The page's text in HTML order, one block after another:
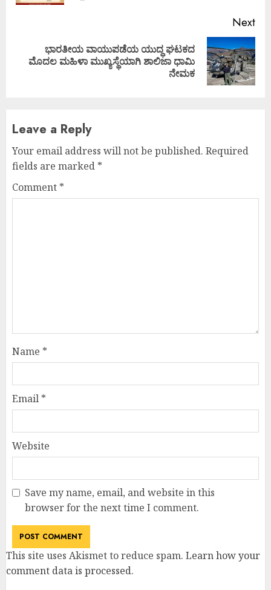
Next
Next
ಭಾರತೀಯ ವಾಯುಪಡೆಯ ಯುದ್ಧ ಘಟಕದ
ಮೊದಲ ಮಹಿಳಾ ಮುಖ್ಯಸ್ಥೆಯಾಗಿ ಶಾಲಿಜಾ ಧಾಮಿ
ನೇಮಕ
Leave a Reply
Your email address will not be published. Required
fields are marked *
Comment *
Name *
Email *
Website
Save my name, email, and website in this
browser for the next time I comment.
This site uses Akismet to reduce spam. Learn how your
comment data is processed.